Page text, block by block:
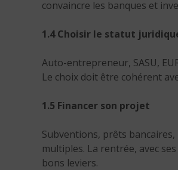
convaincre les banques et
1.4 Choisir le statut
Auto-entrepreneur, SASU,
Le choix doit être cohérent
1.5 Financer son projet
Subventions, prêts
multiples. La rentrée, avec
bons leviers.